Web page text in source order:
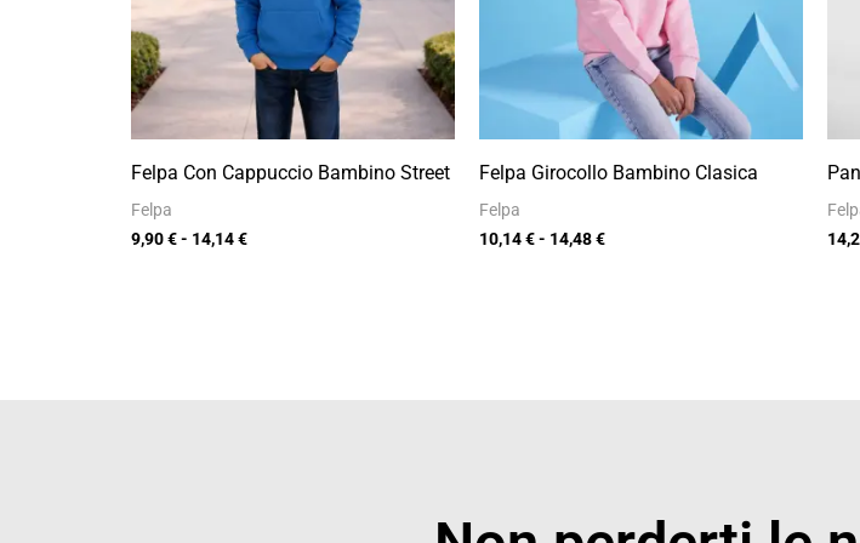
Felpa Con Cappuccio Bambino Street
Felpa
9,90€ - 14,14€
Felpa Girocollo Bambino Clasica
Felpa
10,14€- 14,48€